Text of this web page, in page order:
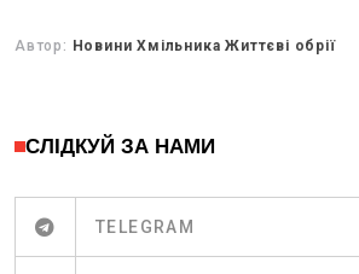
Автор: Новини Хмільника Життєві обрії
СЛІДКУЙ ЗА НАМИ
TELEGRAM